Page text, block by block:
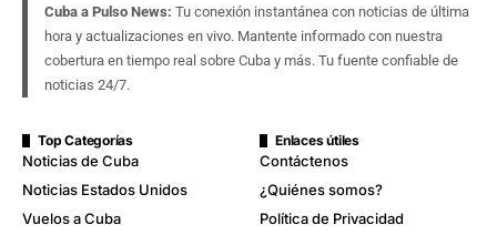
Cuba a Pulso News: Tu conexión instantánea con noticias de última
hora y actualizaciones en vivo. Mantente informado con nuestra
cobertura en tiempo real sobre Cuba y más. Tu fuente confiable de
noticias 24/7.
Top Categorías
Noticias de Cuba
Noticias Estados Unidos
Vuelos a Cuba
Enlaces útiles
Contáctenos
¿Quiénes somos?
Política de Privacidad